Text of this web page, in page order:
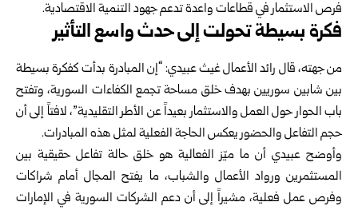
فرص الاستثمار في قطاعات واعدة تدعم جهود التنمية الاقتصادية.
فكرة بسيطة تحولت إلى حدث واسع التأثير
من جهته، قال رائد الأعمال غيث عبيدي: “إن المبادرة بدأت كفكرة بسيطة
بين شابين سوريين بهدف خلق مساحة تجمع الكفاءات السورية، وتفتح
باب الحوار حول العمل والاستثمار بعيداً عن الأطر التقليدية”، لافتاً إلى أن
حجم التفاعل والحضور يعكس الحاجة الفعلية لمثل هذه المبادرات.
وأوضح عبيدي أن ما ميّز الفعالية هو خلق حالة تفاعل حقيقية بين
المستثمرين ورواد الأعمال والشباب، ما يفتح المجال أمام شراكات
وفرص عمل فعلية، مشيراً إلى أن دعم الشركات السورية في الإمارات